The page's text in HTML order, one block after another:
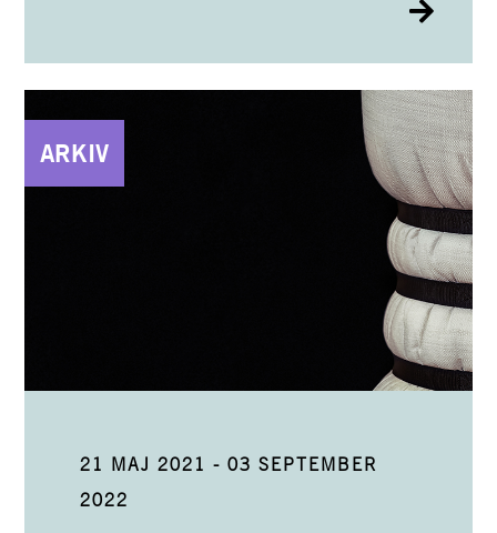
ARKIV
21 MAJ 2021 -03 SEPTEMBER
2022